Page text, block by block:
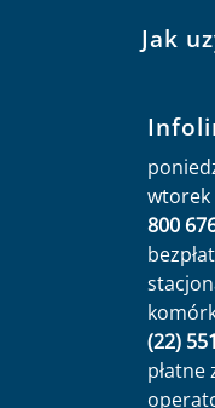
Jak
wtorek
800
(22)
płatne